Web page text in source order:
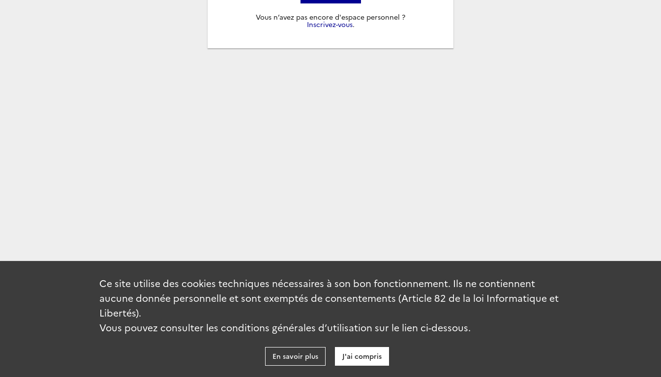
Vous n’avez pas encore d'espace personnel ?
Inscrivez-vous.
Ce site utilise des cookies techniques nécessaires à son bon fonctionnement. Ils ne contiennent
aucune donnée personnelle et sont exemptés de consentements (Article 82 de la loi Informatique et
Libertés).
Vous pouvez consulter les conditions générales d’utilisation sur le lien ci-dessous.
En savoir plus J'ai compris